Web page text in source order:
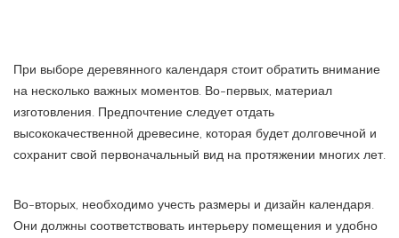
При выборе деревянного календаря стоит обратить внимание
на несколько важных моментов. Во-первых, материал
изготовления. Предпочтение следует отдать
высококачественной древесине, которая будет долговечной и
сохранит свой первоначальный вид на протяжении многих лет.
Во-вторых, необходимо учесть размеры и дизайн календаря.
Они должны соответствовать интерьеру помещения и удобно